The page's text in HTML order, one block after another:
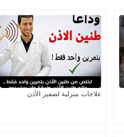
علاجات منزلية لصفير الأذن